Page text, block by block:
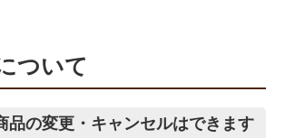
ついて
品の変更・キャンセルはできます